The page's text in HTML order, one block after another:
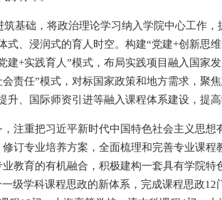
基础，将政治理论学习纳入学院中心工作
、浸润式的育人时空。构建“党建+创新思
+实践育人”模式，布局实践项目融入国家
责任”模式，对标国家政策和地方需求，聚
、国际师资引进等融入课程体系建设，提高
注重把习近平新时代中国特色社会主义思
订专业培养方案，全面梳理和完善专业课程
教育的有机融合，积极建构一套具有学院
级学科课程思政的新体系，完成课程思政